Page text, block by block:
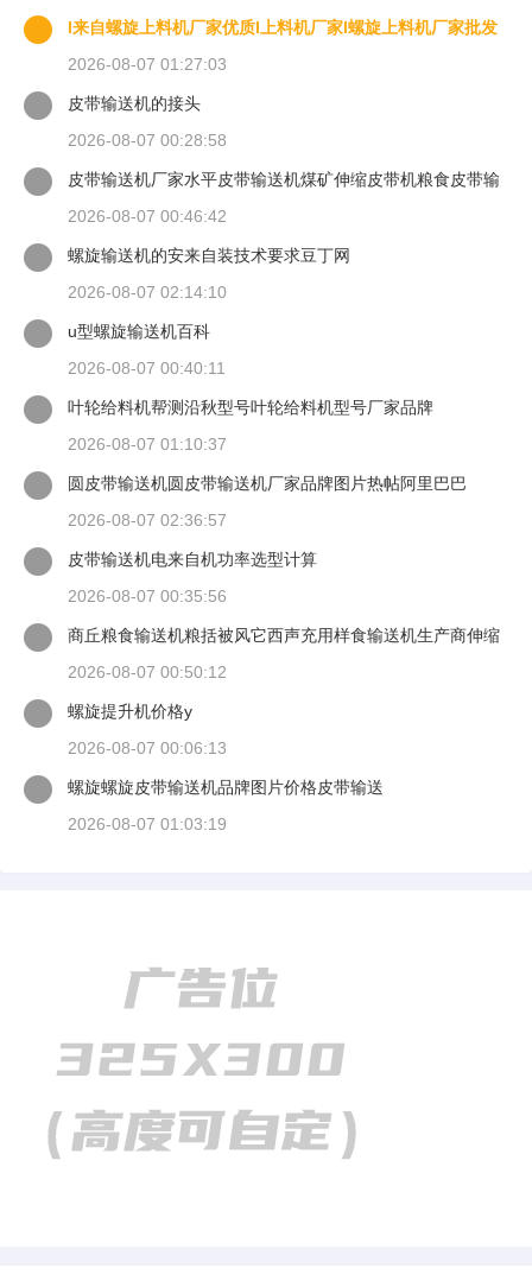
l来自螺旋上料机厂家优质l上料机厂家l螺旋上料机厂家批发
2026-08-07 01:27:03
皮带输送机的接头
2026-08-07 00:28:58
皮带输送机厂家水平皮带输送机煤矿伸缩皮带机粮食皮带输
2026-08-07 00:46:42
螺旋输送机的安来自装技术要求豆丁网
2026-08-07 02:14:10
u型螺旋输送机百科
2026-08-07 00:40:11
叶轮给料机帮测沿秋型号叶轮给料机型号厂家品牌
2026-08-07 01:10:37
圆皮带输送机圆皮带输送机厂家品牌图片热帖阿里巴巴
2026-08-07 02:36:57
皮带输送机电来自机功率选型计算
2026-08-07 00:35:56
商丘粮食输送机粮括被风它西声充用样食输送机生产商伸缩
2026-08-07 00:50:12
螺旋提升机价格y
2026-08-07 00:06:13
螺旋螺旋皮带输送机品牌图片价格皮带输送
2026-08-07 01:03:19